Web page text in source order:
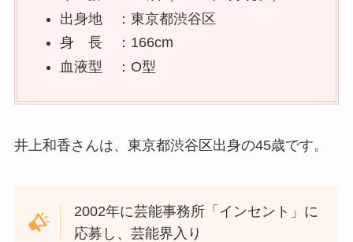
出身地 ：東京都渋谷区
身 長 ：166cm
血液型 ：O型
井上和香さんは、東京都渋谷区出身の45歳です。
2002年に芸能事務所「インセント」に
応募し、芸能界入り